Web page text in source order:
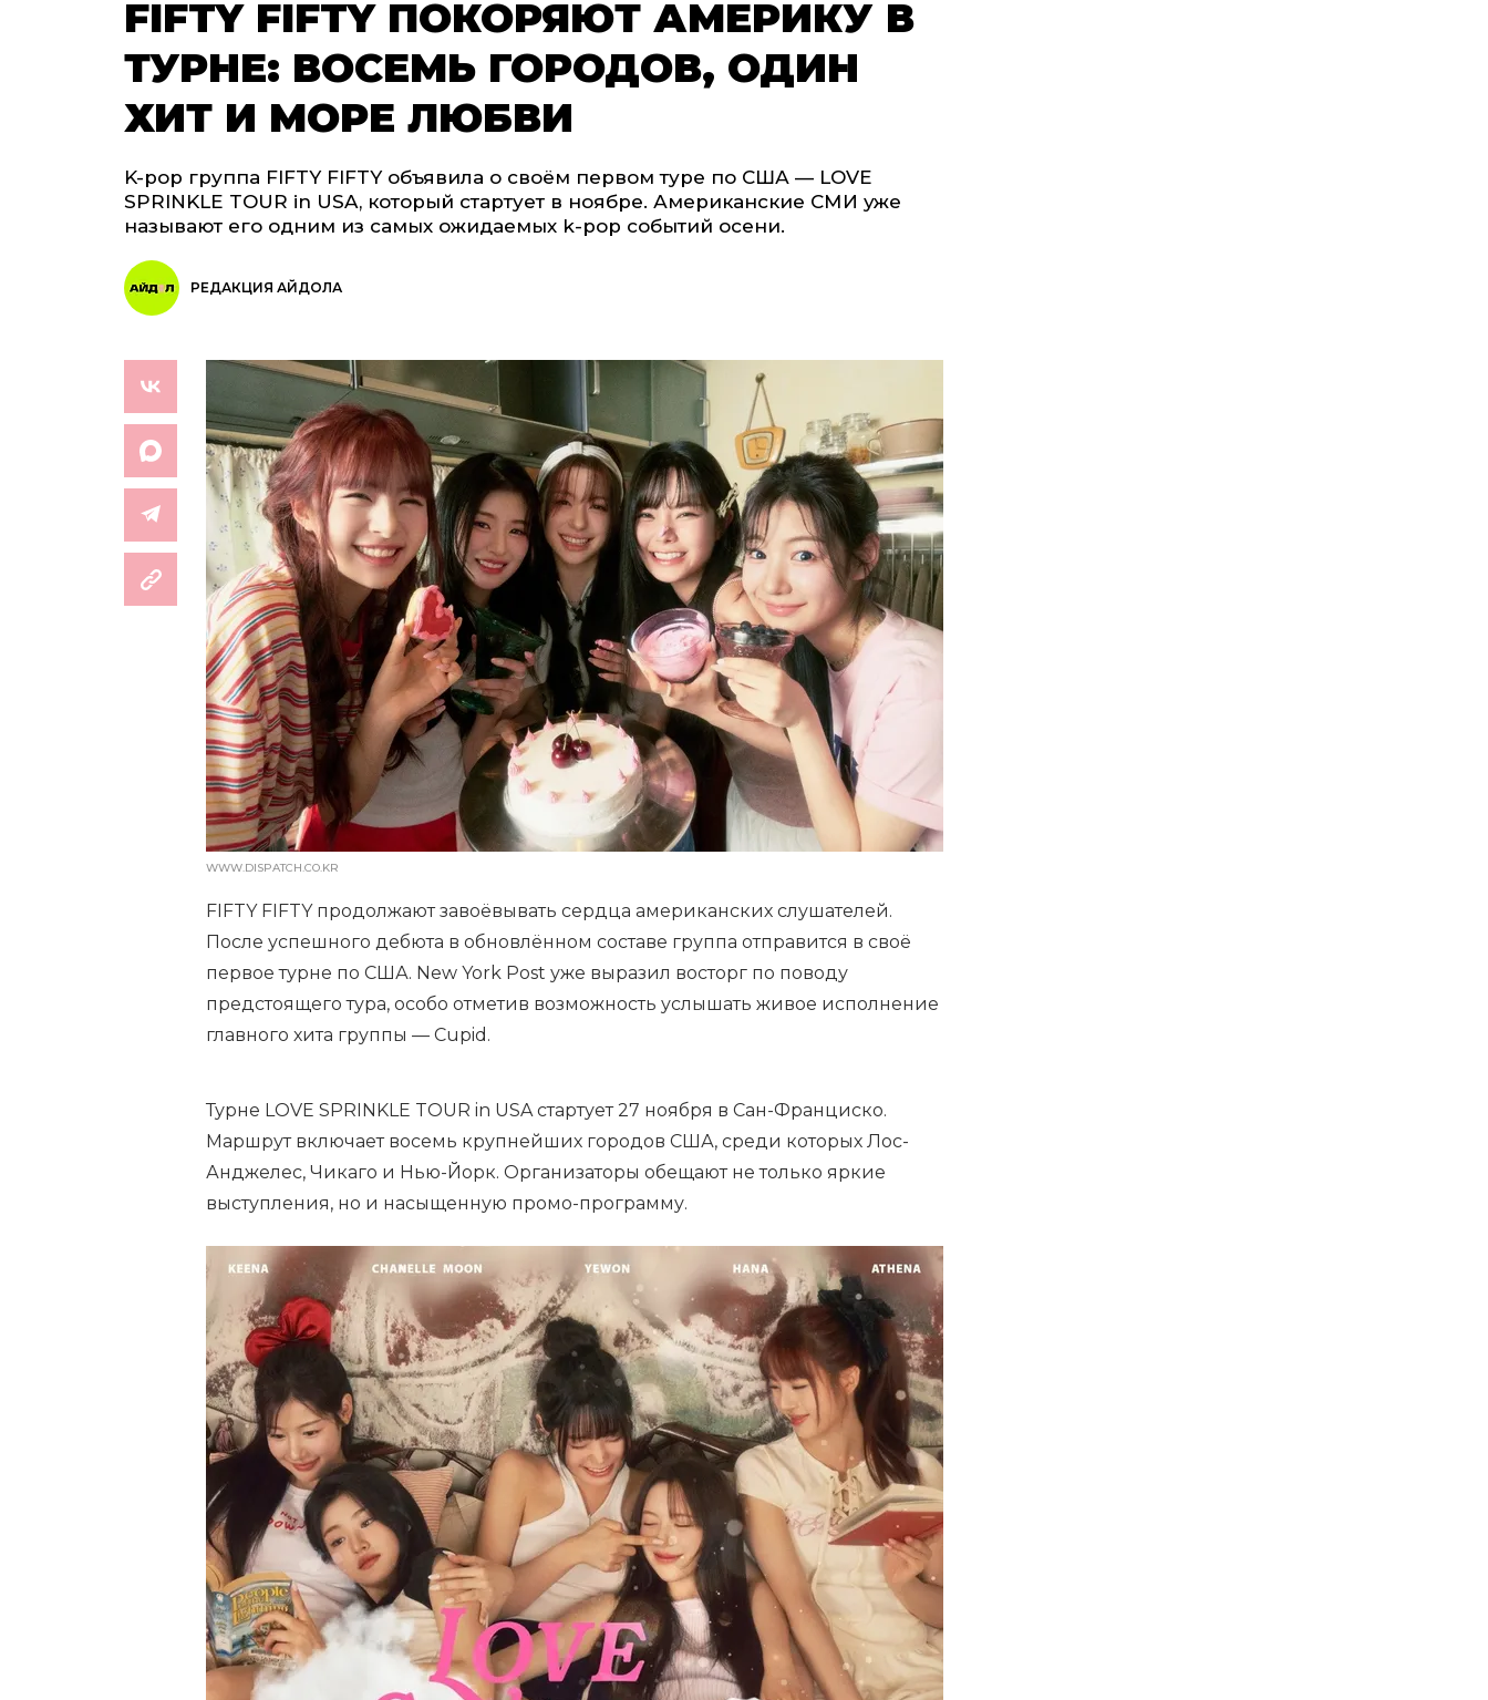
FIFTY FIFTY ПОКОРЯЮТ АМЕРИКУ В
ТУРНЕ: ВОСЕМЬ ГОРОДОВ, ОДИН
ХИТ И МОРЕ ЛЮБВИ
K-pop группа FIFTY FIFTY объявила о своём первом туре по США — LOVE
SPRINKLE TOUR in USA, который стартует в ноябре. Американские СМИ уже
называют его одним из самых ожидаемых k-pop событий осени.
РЕДАКЦИЯ АЙДОЛА
WWW.DISPATCH.CO.KR
FIFTY FIFTY продолжают завоёвывать сердца американских слушателей.
После успешного дебюта в обновлённом составе группа отправится в своё
первое турне по США. New York Post уже выразил восторг по поводу
предстоящего тура, особо отметив возможность услышать живое исполнение
главного хита группы — Cupid.
Турне LOVE SPRINKLE TOUR in USA стартует 27 ноября в Сан-Франциско.
Маршрут включает восемь крупнейших городов США, среди которых Лос-
Анджелес, Чикаго и Нью-Йорк. Организаторы обещают не только яркие
выступления, но и насыщенную промо-программу.